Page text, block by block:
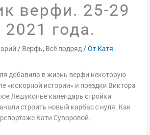
верфи. 25-29
2021 года.
/ Верфь, Всё подряд / От Катя
добавила в жизнь верфи некоторую
«кокорной истории» и поездки Виктора
Лешуконье календарь стройки
строить новый карбас с нуля. Как
Кати Суворовой.